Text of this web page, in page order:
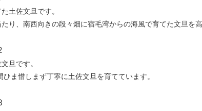
土佐文旦です。
り、南西向きの段々畑に宿毛湾からの海風で育てた文旦を
旦です。
ま惜しまず丁寧に土佐文旦を育てています。